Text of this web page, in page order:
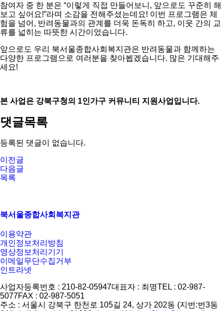
참여자 중 한 분은 “이렇게 직접 만들어보니, 앞으로도 꾸준히 해
보고 싶어요!”라며 소감을 전해주셨는데요! 이번 프로그램은 체
험을 넘어, 반려동물과의 관계를 더욱 돈독히 하고, 이웃 간의 교
류를 넓히는 따뜻한 시간이었습니다.
앞으로도 우리 북서울종합사회복지관은 반려동물과 함께하는
다양한 프로그램으로 여러분을 찾아뵙겠습니다. 많은 기대해주
세요!
본 사업은 강북구청의 1인가구 커뮤니티 지원사업입니다.
댓글목록
등록된 댓글이 없습니다.
이전글
다음글
목록
북서울종합사회복지관
이용약관
개인정보처리방침
영상정보처리기기
이메일무단수집거부
인트라넷
사업자등록번호 : 210-82-05947대표자 : 최명TEL : 02-987-
5077FAX : 02-987-5051
주소 : 서울시 강북구 한천로 105길 24, 상가 202동 (지번:번3동